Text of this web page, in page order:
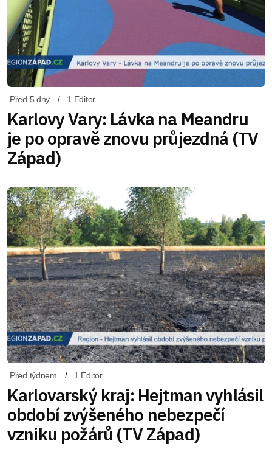
Před 5 dny 1 Editor
Karlovy Vary: Lávka na Meandru
je po opravě znovu průjezdná (TV
Západ)
Před týdnem 1 Editor
Karlovarský kraj: Hejtman vyhlásil
období zvýšeného nebezpečí
vzniku požárů (TV Západ)